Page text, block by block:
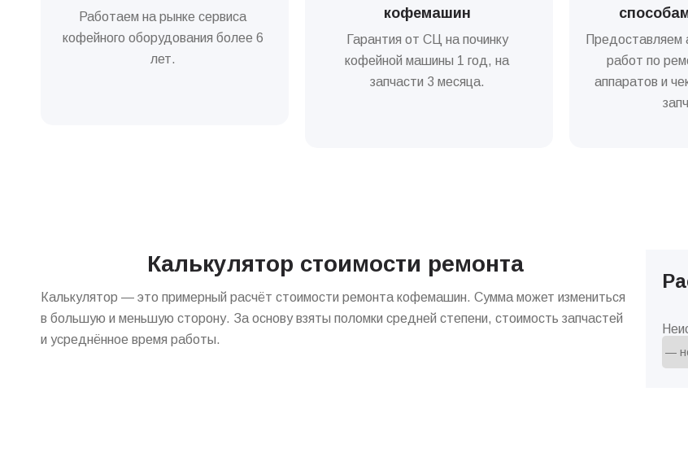
Работаем на рынке сервиса
кофейного оборудования более 6
лет.
кофемашин
Гарантия от СЦ на починку
кофейной машины 1 год, на
запчасти 3 месяца.
Предоставляем
работ по
аппаратов и
Калькулятор стоимости ремонта
Калькулятор — это примерный расчёт стоимости ремонта кофемашин. Сумма может измениться
в большую и меньшую сторону. За основу взяты поломки средней степени, стоимость запчастей
и усреднённое время работы.